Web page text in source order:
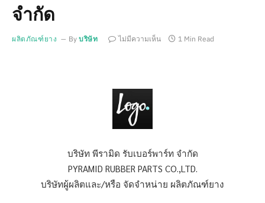
จำกัด
ผลิตภัณฑ์ยาง By บริษัท ไม่มีความเห็น 1 Min Read
บริษัท พีรามิด รับเบอร์พาร์ท จำกัด
PYRAMID RUBBER PARTS CO.,LTD.
บริษัทผู้ผลิตและ/หรือ จัดจำหน่าย ผลิตภัณฑ์ยาง